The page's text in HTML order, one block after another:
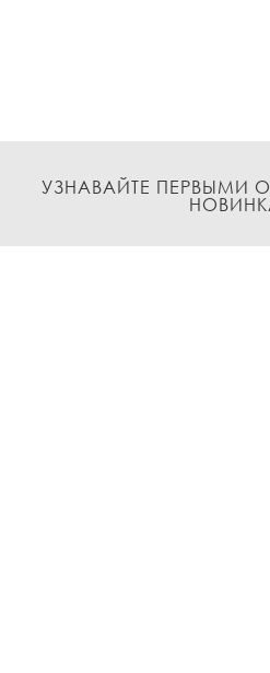
УЗНАВАЙТЕ ПЕРВЫМИ